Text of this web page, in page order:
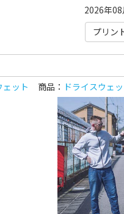
2026年08
プリン
ット 商品： ドライスウェ